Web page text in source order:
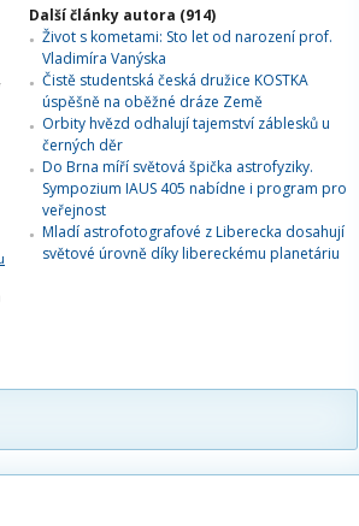
Další články autora (914)
Život s kometami: Sto let od narození prof.
Vladimíra Vanýska
Čistě studentská česká družice KOSTKA
úspěšně na oběžné dráze Země
Orbity hvězd odhalují tajemství záblesků u
černých děr
Do Brna míří světová špička astrofyziky.
Sympozium IAUS 405 nabídne i program pro
veřejnost
Mladí astrofotografové z Liberecka dosahují
světové úrovně díky libereckému planetáriu